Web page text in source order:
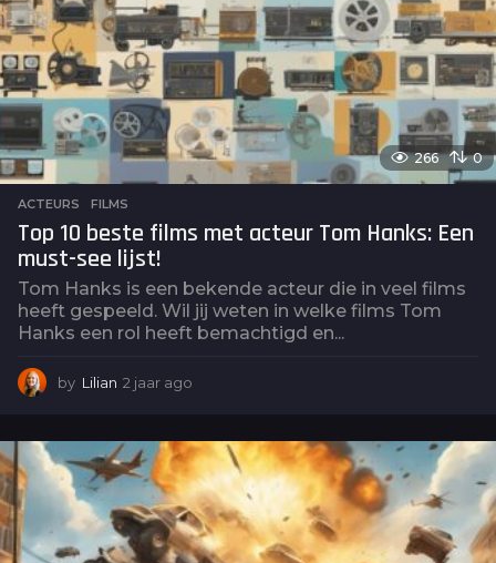
266 0
ACTEURS ,FILMS
Top 10 beste films met acteur Tom Hanks: Een
must-see lijst!
Tom Hanks is een bekende acteur die in veel films
heeft gespeeld. Wil jij weten in welke films Tom
Hanks een rol heeft bemachtigd en...
by Lilian 2 jaar ago
a
a
g
o